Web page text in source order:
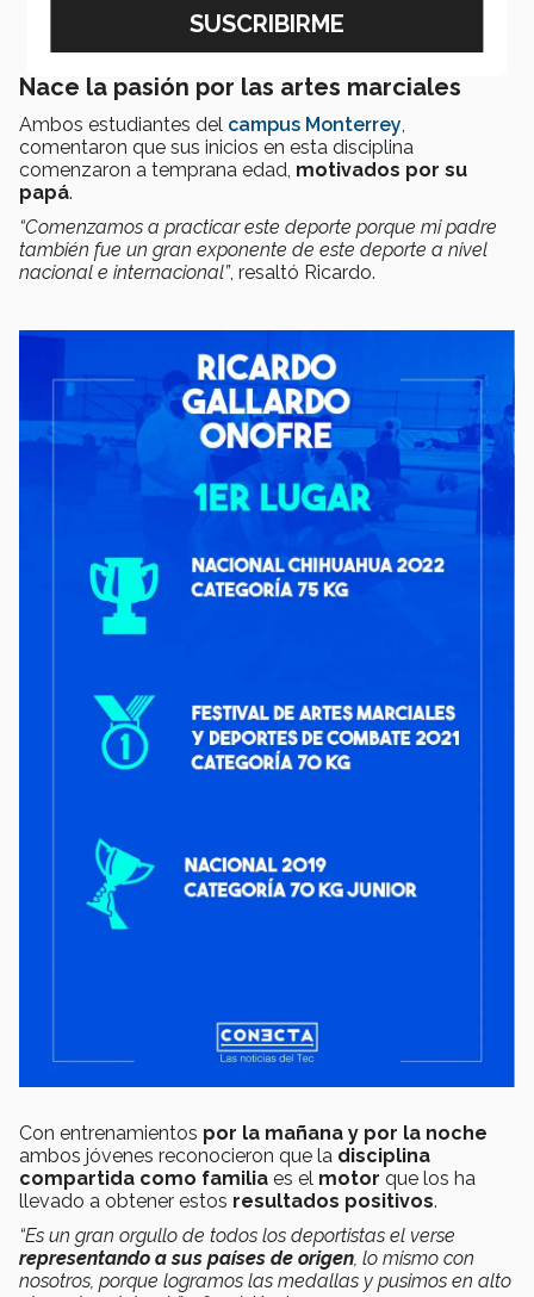
Nace la pasión por las artes marciales
Ambos estudiantes del campus Monterrey,
comentaron que sus inicios en esta disciplina
comenzaron a temprana edad, motivados por su
papá.
“Comenzamos a practicar este deporte porque mi padre
también fue un gran exponente de este deporte a nivel
nacional e internacional”, resaltó Ricardo.
Con entrenamientos por la mañana y por la noche
ambos jóvenes reconocieron que la disciplina
compartida como familia es el motor que los ha
llevado a obtener estos resultados positivos.
“Es un gran orgullo de todos los deportistas el verse
representando a sus países de origen, lo mismo con
nosotros, porque logramos las medallas y pusimos en alto